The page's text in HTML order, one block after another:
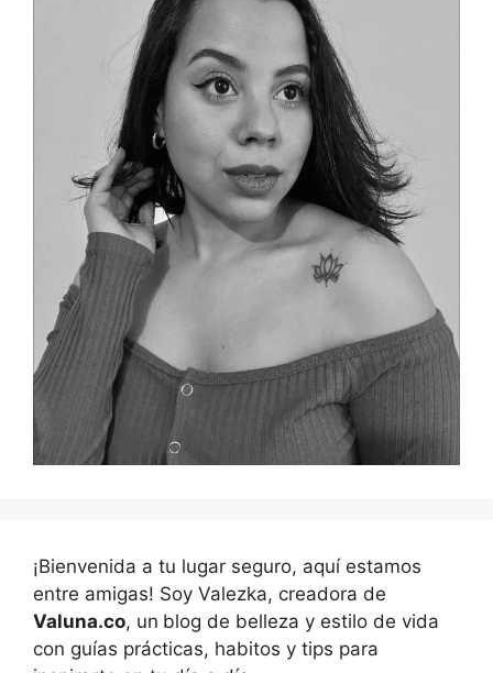
¡Bienvenida a tu lugar seguro, aquí estamos
entre amigas! Soy Valezka, creadora de
Valuna.co, un blog de belleza y estilo de vida
con guías prácticas, habitos y tips para